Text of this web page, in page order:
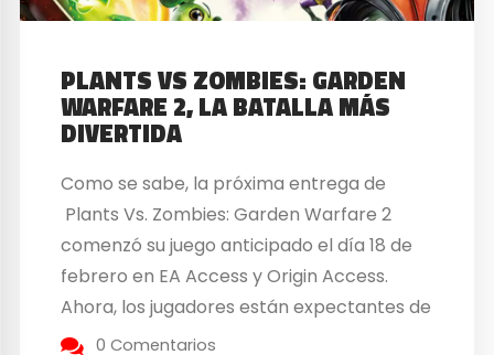
PLANTS VS ZOMBIES: GARDEN
WARFARE 2, LA BATALLA MÁS
DIVERTIDA
Como se sabe, la próxima entrega de
Plants Vs. Zombies: Garden Warfare 2
comenzó su juego anticipado el día 18 de
febrero en EA Access y Origin Access.
Ahora, los jugadores están expectantes de
su lanzamiento el día 25 de febrero de
0 Comentarios